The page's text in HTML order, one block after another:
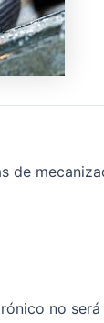
de
no será